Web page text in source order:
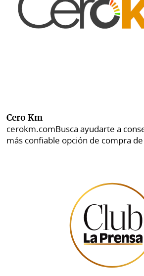
Cero Km
cerokm.comBusca ayudarte a
más confiable opción de compra